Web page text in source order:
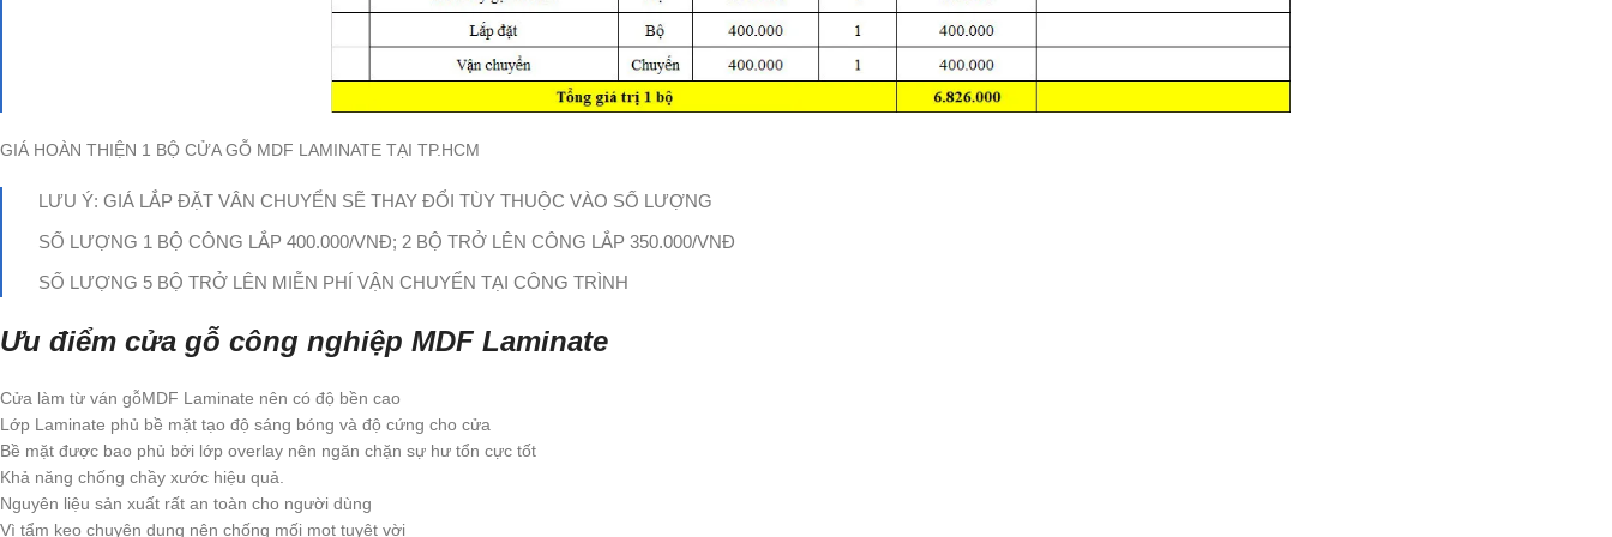
GIÁ HOÀN THIỆN 1 BỘ CỬA GỖ MDF LAMINATE TẠI TP.HCM
LƯU Ý: GIÁ LẮP ĐẶT VÂN CHUYỂN SẼ THAY ĐỔI TÙY THUỘC VÀO SỐ LƯỢNG
SỐ LƯỢNG 1 BỘ CÔNG LẮP 400.000/VNĐ; 2 BỘ TRỞ LÊN CÔNG LẮP 350.000/VNĐ
SỐ LƯỢNG 5 BỘ TRỞ LÊN MIỄN PHÍ VẬN CHUYỂN TẠI CÔNG TRÌNH
Ưu điểm cửa gỗ công nghiệp MDF Laminate
Cửa làm từ ván gỗMDF Laminate nên có độ bền cao
Lớp Laminate phủ bề mặt tạo độ sáng bóng và độ cứng cho cửa
Bề mặt được bao phủ bởi lớp overlay nên ngăn chặn sự hư tổn cực tốt
Khả năng chống chầy xước hiệu quả.
Nguyên liệu sản xuất rất an toàn cho người dùng
Vì tẩm keo chuyên dụng nên chống mối mọt tuyệt vời